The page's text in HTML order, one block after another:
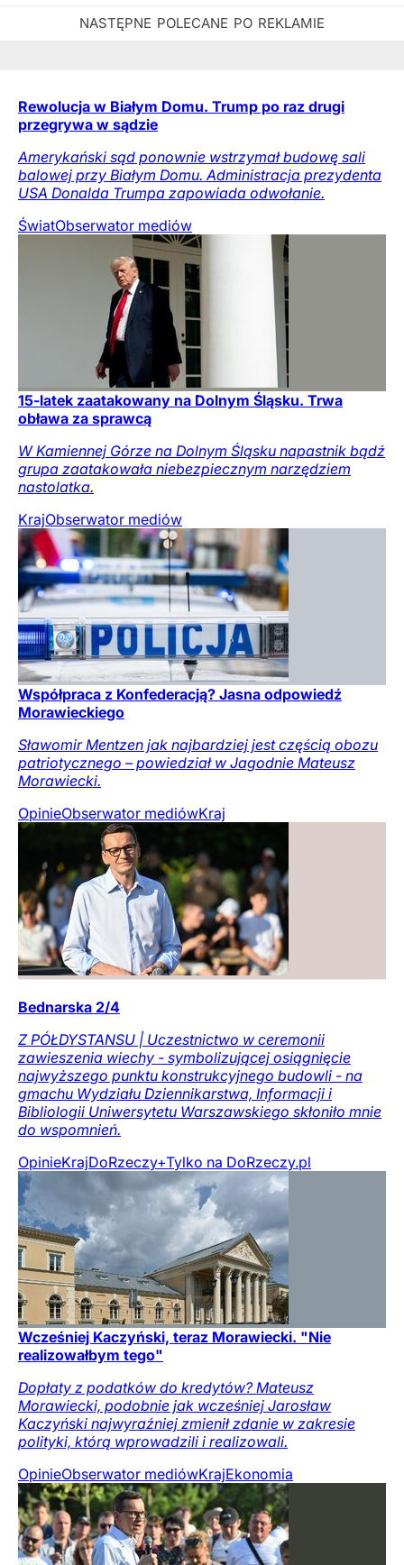
Rewolucja w Białym Domu. Trump po raz drugi
przegrywa w sądzie
Amerykański sąd ponownie wstrzymał budowę sali
balowej przy Białym Domu. Administracja prezydenta
USA Donalda Trumpa zapowiada odwołanie.
ŚwiatObserwator mediów
15-latek zaatakowany na Dolnym Śląsku. Trwa
obława za sprawcą
W Kamiennej Górze na Dolnym Śląsku napastnik bądź
grupa zaatakowała niebezpiecznym narzędziem
nastolatka.
KrajObserwator mediów
Współpraca z Konfederacją? Jasna odpowiedź
Morawieckiego
Sławomir Mentzen jak najbardziej jest częścią obozu
patriotycznego – powiedział w Jagodnie Mateusz
Morawiecki.
OpinieObserwator mediówKraj
Bednarska 2/4
Z PÓŁDYSTANSU | Uczestnictwo w ceremonii
zawieszenia wiechy - symbolizującej osiągnięcie
najwyższego punktu konstrukcyjnego budowli - na
gmachu Wydziału Dziennikarstwa, Informacji i
Bibliologii Uniwersytetu Warszawskiego skłoniło mnie
do wspomnień.
OpinieKrajDoRzeczy+Tylko na DoRzeczy.pl
Wcześniej Kaczyński, teraz Morawiecki. "Nie
realizowałbym tego"
Dopłaty z podatków do kredytów? Mateusz
Morawiecki, podobnie jak wcześniej Jarosław
Kaczyński najwyraźniej zmienił zdanie w zakresie
polityki, którą wprowadzili i realizowali.
OpinieObserwator mediówKrajEkonomia